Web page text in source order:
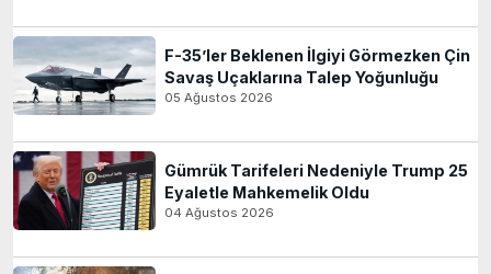
F-35’ler Beklenen İlgiyi Görmezken Çin
Savaş Uçaklarına Talep Yoğunluğu
05 Ağustos 2026
Gümrük Tarifeleri Nedeniyle Trump 25
Eyaletle Mahkemelik Oldu
04 Ağustos 2026